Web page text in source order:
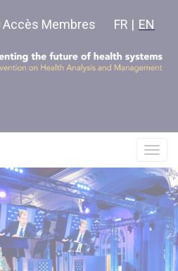
Accès Membres FR | EN
le
menu